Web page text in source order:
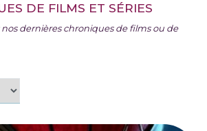
DE FILMS ET SÉRIES
dernières chroniques de films ou de